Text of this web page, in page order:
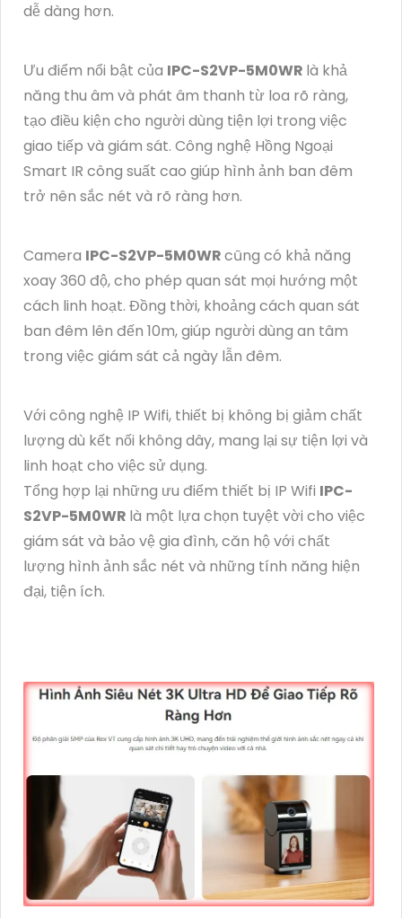
dễ dàng hơn.
Ưu điểm nổi bật của IPC-S2VP-5M0WR là khả
năng thu âm và phát âm thanh từ loa rõ ràng,
tạo điều kiện cho người dùng tiện lợi trong việc
giao tiếp và giám sát. Công nghệ Hồng Ngoại
Smart IR công suất cao giúp hình ảnh ban đêm
trở nên sắc nét và rõ ràng hơn.
Camera IPC-S2VP-5M0WRcũng có khả năng
xoay 360 độ, cho phép quan sát mọi hướng một
cách linh hoạt. Đồng thời, khoảng cách quan sát
ban đêm lên đến 10m, giúp người dùng an tâm
trong việc giám sát cả ngày lẫn đêm.
Với công nghệ IP Wifi, thiết bị không bị giảm chất
lượng dù kết nối không dây, mang lại sự tiện lợi và
linh hoạt cho việc sử dụng.
Tổng hợp lại những ưu điểm thiết bị IP Wifi IPC-
S2VP-5M0WR là một lựa chọn tuyệt vời cho việc
giám sát và bảo vệ gia đình, căn hộ với chất
lượng hình ảnh sắc nét và những tính năng hiện
đại, tiện ích.